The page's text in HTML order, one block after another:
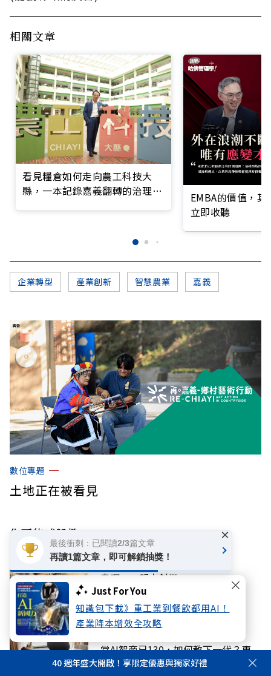
Just For You
知識包下載》重工業到餐飲都用AI！
產業降本增效全攻略
相關文章
看見糧倉如何走向農工科技大
縣，一本記錄嘉義翻轉的治理實
EMBA的價值，
立即收聽
企業轉型 產業創新 智慧農業 嘉義
數位專題
土地正在被看見
你可能感興趣
產經
走吧，一起去創業
當AI智商已130，如何教下一代？專
家：別犯「亞洲父母」式錯誤
40 週年盛大開啟！享限定優惠與獨家好禮
最後衝刺：已閱讀2/3篇文章
再讀1篇文章，即可解鎖抽獎！
×